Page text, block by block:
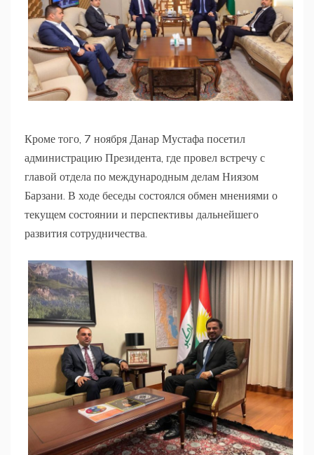
Кроме того, 7 ноября Данар Мустафа посетил
администрацию Президента, где провел встречу с
главой отдела по международным делам Ниязом
Барзани. В ходе беседы состоялся обмен мнениями о
текущем состоянии и перспективы дальнейшего
развития сотрудничества.